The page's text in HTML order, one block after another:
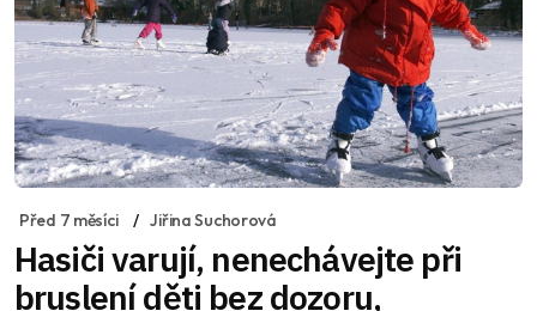
Před 7 měsíci Jiřina Suchorová
Hasiči varují, nenechávejte při
bruslení děti bez dozoru,